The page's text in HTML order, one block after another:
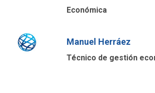
Económica
Manuel Herráez
Técnico de gestión